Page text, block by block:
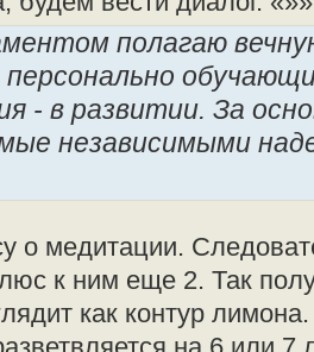
полагаю
- в развитии. За
независимыми
о медитации.
к ним еще 2. Так
как контур